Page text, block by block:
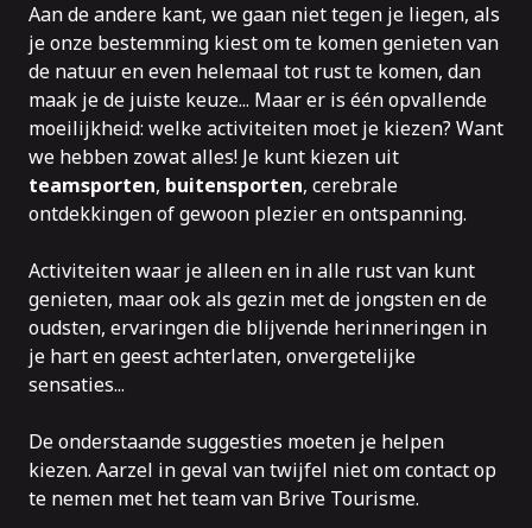
Aan de andere kant, we gaan niet tegen je liegen, als
je onze bestemming kiest om te komen genieten van
de natuur en even helemaal tot rust te komen, dan
maak je de juiste keuze... Maar er is één opvallende
moeilijkheid: welke activiteiten moet je kiezen? Want
we hebben zowat alles! Je kunt kiezen uit
teamsporten, buitensporten, cerebrale
ontdekkingen of gewoon plezier en ontspanning.
Activiteiten waar je alleen en in alle rust van kunt
genieten, maar ook als gezin met de jongsten en de
oudsten, ervaringen die blijvende herinneringen in
je hart en geest achterlaten, onvergetelijke
sensaties...
De onderstaande suggesties moeten je helpen
kiezen. Aarzel in geval van twijfel niet om contact op
te nemen met het teamvan Brive Tourisme.